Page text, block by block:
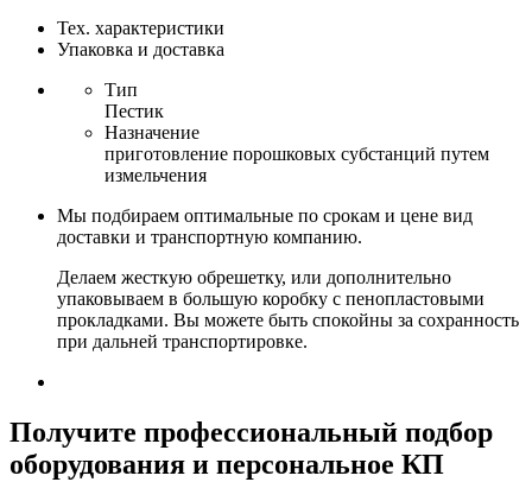
Тех. характеристики
Упаковка и доставка
Тип
Пестик
Назначение
приготовление порошковых субстанций путем
измельчения
Мы подбираем оптимальные по срокам и цене вид
доставки и транспортную компанию.
Делаем жесткую обрешетку, или дополнительно
упаковываем в большую коробку с пенопластовыми
прокладками. Вы можете быть спокойны за сохранность
при дальней транспортировке.
Получите профессиональный подбор
оборудования и персональное КП